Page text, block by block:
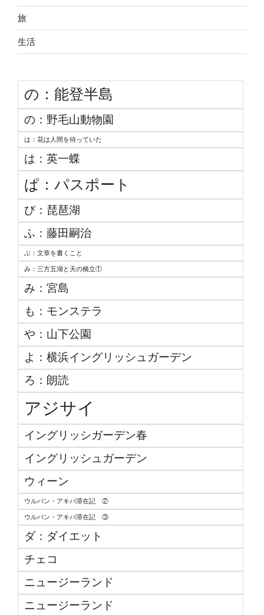
旅
生活
の：能登半島
の：野毛山動物園
は：花は人間を待っていた
は：英一蝶
ぱ：パスポート
び：琵琶湖
ふ：藤田嗣治
ぶ：文章を書くこと
み：三方五湖と天の橋立①
み：宮島
も：モンステラ
や：山下公園
よ：横浜イングリッシュガーデン
ろ：朗読
アジサイ
イングリッシガーデン春
イングリッシュガーデン
ウィーン
ウルパン・アキバ滞在記 ②
ウルパン・アキバ滞在記 ③
ダ：ダイエット
チェコ
ニュージーランド
ニュージーランド